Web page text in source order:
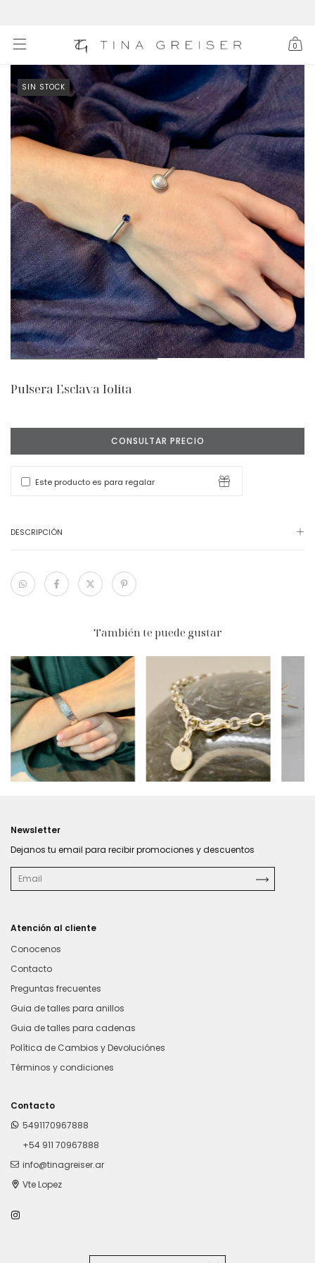
0
SIN STOCK
Pulsera Esclava Iolita
Este producto es para regalar
DESCRIPCIÓN
También te puede gustar
$328.500 $96.360
Newsletter
Dejanos tu email para recibir promociones y descuentos
Atención al cliente
Conocenos
Contacto
Preguntas frecuentes
Guia de talles para anillos
Guia de talles para cadenas
Política de Cambios y Devoluciónes
Términos y condiciones
Contacto
5491170967888
+54 911 70967888
info@tinagreiser.ar
Vte Lopez